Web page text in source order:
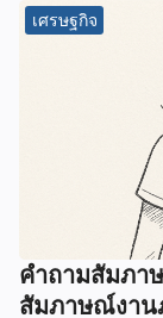
เศรษฐกิจ
คําถามสัมภา
สัมภาษณ์งาน